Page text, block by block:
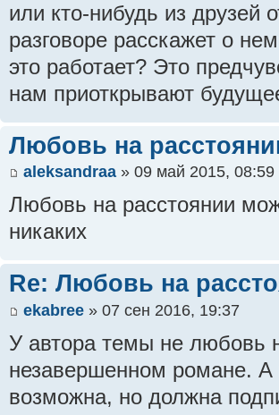
или кто-нибудь из друзей
разговоре расскажет о
это работает? Это
нам приоткрывают
Любовь на
aleksandraa » 09 май 2015, 08:59
Любовь на расстоянии
никаких
Re: Любовь на
ekabree » 07 сен 2016, 19:37
У автора темы не любовь
незавершенном романе. А
возможна, но должна